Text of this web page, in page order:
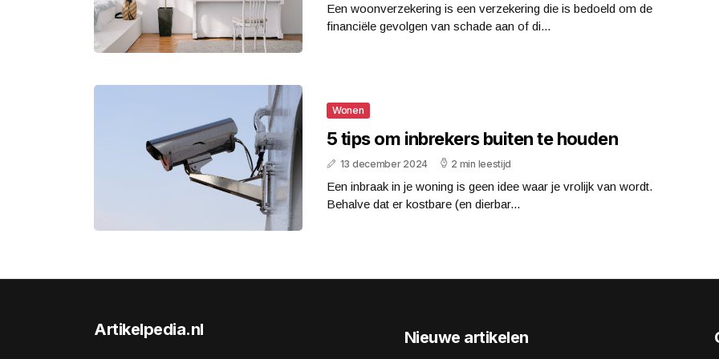
Een woonverzekering is een verzekering die is bedoeld om de
financiële gevolgen van schade aan of di...
Wonen
5 tips om inbrekers buiten te houden
13 december 2024 2 min leestijd
Een inbraak in je woning is geen idee waar je vrolijk van wordt.
Behalve dat er kostbare (en dierbar...
Artikelpedia.nl Nieuwe artikelen